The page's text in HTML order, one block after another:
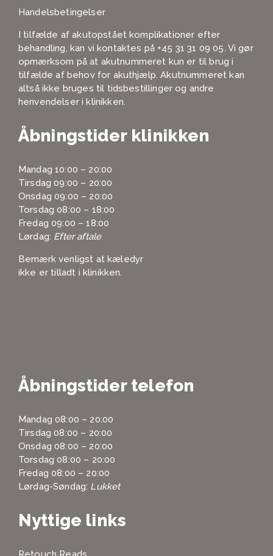
Handelsbetingelser
I tilfælde af akutopstået komplikationer efter
behandling, kan vi kontaktes på +45 31 31 09 05. Vi gør
opmærksom på at akutnummeret kun er til brug i
tilfælde af behov for akuthjælp. Akutnummeret kan
altså ikke bruges til tidsbestillinger og andre
henvendelser i klinikken.
Åbningstider klinikken
Mandag 10:00 – 20:00
Tirsdag 09:00 – 20:00
Onsdag 09:00 – 20:00
Torsdag 08:00 – 18:00
Fredag 09:00 – 18:00
Lørdag: Efter aftale
Bemærk venligst at kæledyr
ikke er tilladt i klinikken.
Åbningstider telefon
Mandag 08:00 – 20:00
Tirsdag 08:00 – 20:00
Onsdag 08:00 – 20:00
Torsdag 08:00 – 20:00
Fredag 08:00 – 20:00
Lørdag-Søndag: Lukket
Nyttige links